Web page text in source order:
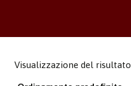
Visualizzazione del risultato